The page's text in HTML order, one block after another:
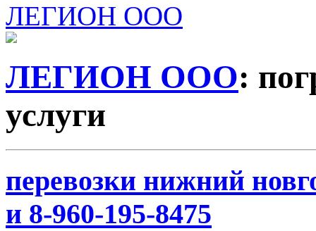
ЛЕГИОН ООО
ЛЕГИОН ООО:
услуги
перевозки нижний
и 8-960-195-8475